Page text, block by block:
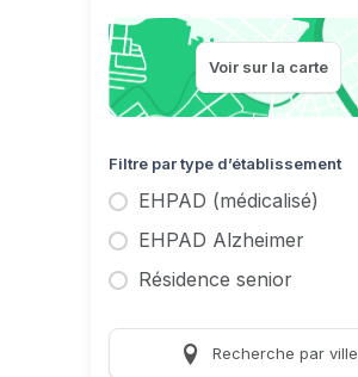
Voir sur la carte
Filtre par type d’établissement
EHPAD (médicalisé)
EHPAD Alzheimer
Résidence senior
Recherche par ville